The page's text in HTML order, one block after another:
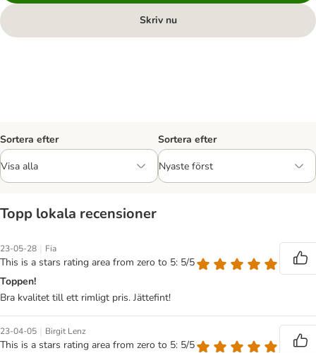
Skriv nu
Sortera efter Sortera efter
Topp lokala recensioner
23-05-28 | Fia
This is a stars rating area from zero to 5: 5/5
Toppen!
Bra kvalitet till ett rimligt pris. Jättefint!
23-04-05 | Birgit Lenz
This is a stars rating area from zero to 5: 5/5